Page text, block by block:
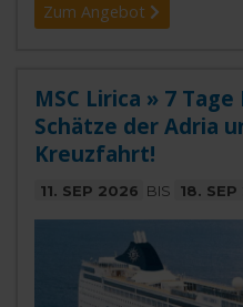
Zum Angebot
MSC Lirica » 7
Schätze der Adria
Kreuzfahrt!
11. SEP 2026 BIS 18.